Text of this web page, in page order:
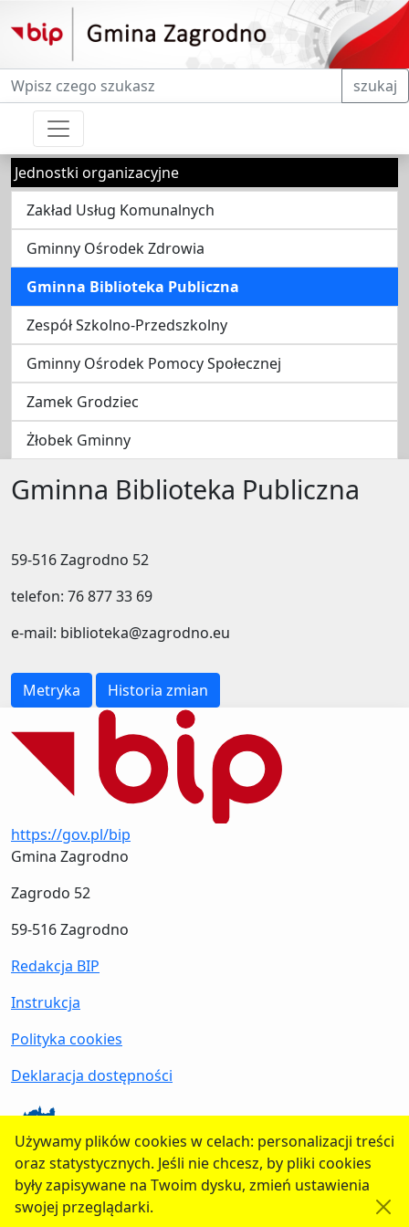
Używamy plików cookies w celach: personalizacji treści
oraz statystycznych. Jeśli nie chcesz, by pliki cookies
były zapisywane na Twoim dysku, zmień ustawienia
swojej przeglądarki.
Fraza do wyszukiwania szukaj
Jednostki organizacyjne
Zakład Usług Komunalnych
Gminny Ośrodek Zdrowia
Gminna Biblioteka Publiczna
Zespół Szkolno-Przedszkolny
Gminny Ośrodek Pomocy Społecznej
Zamek Grodziec
Żłobek Gminny
Gminna Biblioteka Publiczna
59-516 Zagrodno 52
telefon: 76 877 33 69
e-mail: biblioteka@zagrodno.eu
Metryka Historia zmian
https://gov.pl/bip
Gmina Zagrodno
Zagrodo 52
59-516 Zagrodno
Redakcja BIP
Instrukcja
Polityka cookies
Deklaracja dostępności
strona WWW Gminy
d-bip.pl